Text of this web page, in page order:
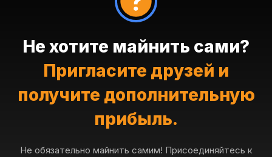
Не хотите майнить сами?
Пригласите друзей и
получите дополнительную
прибыль.
Не обязательно майнить самим! Присоединяйтесь к